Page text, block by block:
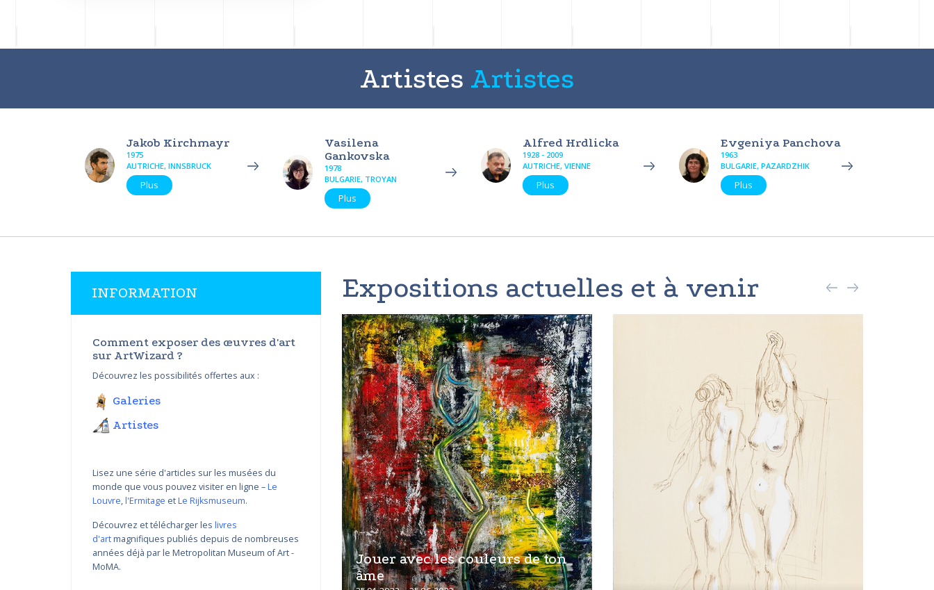
Artistes Artistes
Jakob Kirchmayr
1975
AUTRICHE, INNSBRUCK
Plus
Vasilena
Gankovska
1978
BULGARIE, TROYAN
Plus
Alfred Hrdlicka
1928 - 2009
AUTRICHE, VIENNE
Plus
Evgeniya Panchova
1963
BULGARIE, PAZARDZHIK
Plus
INFORMATION
Comment exposer des œuvres d'art
sur ArtWizard ?
Découvrez les possibilités offertes aux :
Galeries
Artistes
Lisez une série d'articles sur les musées du
monde que vous pouvez visiter en ligne –Le
Louvre,l'Ermitage etLe Rijksmuseum.
Découvrez et télécharger les livres
d'artmagnifiques publiés depuis de nombreuses
années déjà par le Metropolitan Museum of Art -
MoMA.
Expositions actuelles et à venir
Variations de couleur de
Nikolay Yanakiev I
22.03.2018 - 31.09.2018
Jouer avec les couleurs de ton
âme